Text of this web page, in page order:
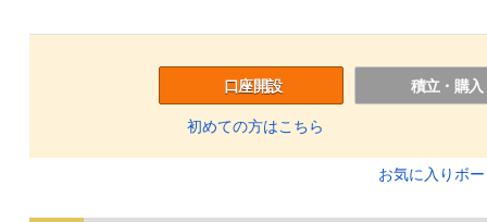
口座開設
初めての方はこちら
積立・購入
お気に入りボ